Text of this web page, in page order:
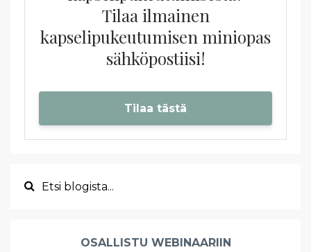
Tilaa ilmainen
kapselipukeutumisen miniopas
sähköpostiisi!
Tilaa tästä
OSALLISTU WEBINAARIIN